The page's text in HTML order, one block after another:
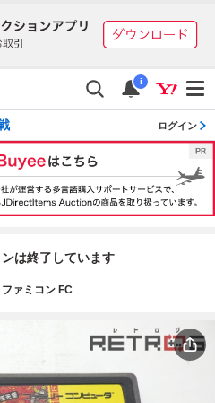
i
ログイン
は終了しています
ァミコン FC